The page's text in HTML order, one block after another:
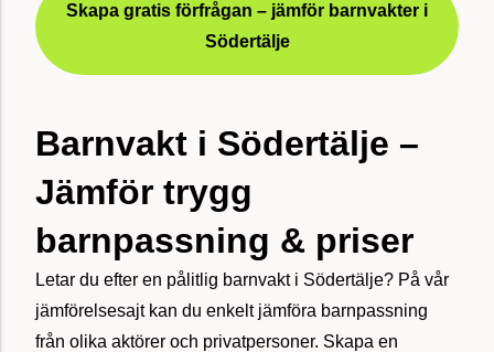
Skapa gratis förfrågan – jämför barnvakter i
Södertälje
Barnvakt i Södertälje –
Jämför trygg
barnpassning & priser
Letar du efter en pålitlig barnvakt i Södertälje? På vår
jämförelsesajt kan du enkelt jämföra barnpassning
från olika aktörer och privatpersoner. Skapa en